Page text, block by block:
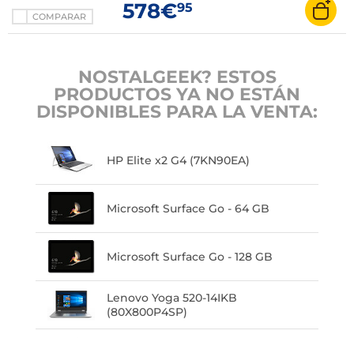
COMPARAR 578€95
NOSTALGEEK? ESTOS
PRODUCTOS YA NO ESTÁN
DISPONIBLES PARA LA VENTA:
HP Elite x2 G4 (7KN90EA)
Microsoft Surface Go - 64 GB
Microsoft Surface Go - 128 GB
Lenovo Yoga 520-14IKB
(80X800P4SP)